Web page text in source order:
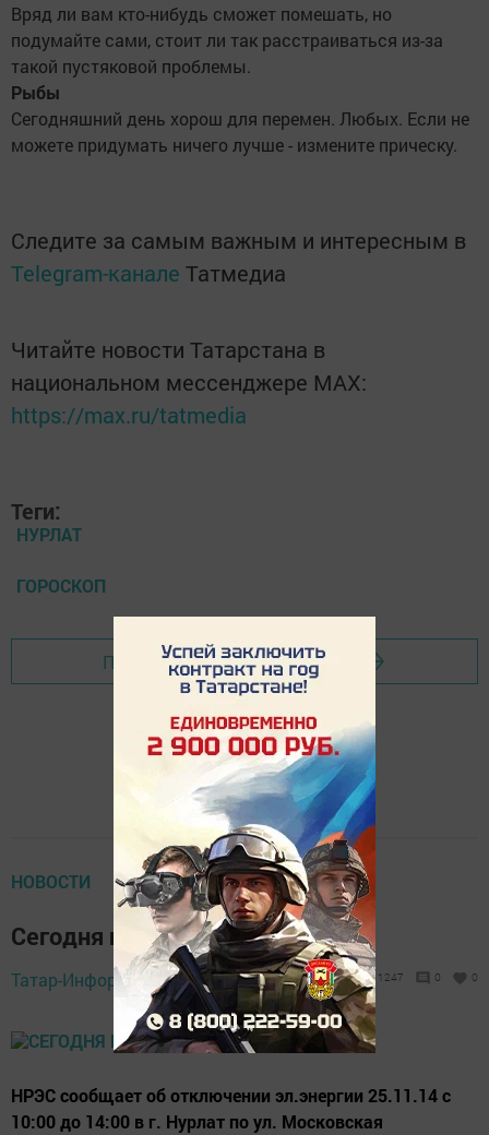
Вряд ли вам кто-нибудь сможет помешать, но
подумайте сами, стоит ли так расстраиваться из-за
такой пустяковой проблемы.
Рыбы
Сегодняшний день хорош для перемен. Любых. Если не
можете придумать ничего лучше - измените прическу.
Следите за самым важным и интересным в
Telegram-канале Татмедиа
Читайте новости Татарстана в
национальном мессенджере MАХ:
https://max.ru/tatmedia
Теги:
НУРЛАТ
ГОРОСКОП
Перейти на страницу новости
НОВОСТИ
Сегодня на с/з отключат свет
Татар-Информ, 25 ноября 2014 - 05:35 1247 0 0
НРЭС сообщает об отключении эл.энергии 25.11.14 с
10:00 до 14:00 в г. Нурлат по ул. Московская